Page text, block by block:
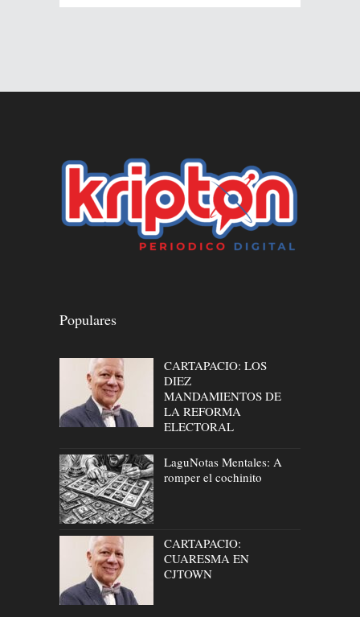
Populares
CARTAPACIO: LOS
DIEZ
MANDAMIENTOS DE
LA REFORMA
ELECTORAL
LaguNotas Mentales: A
romper el cochinito
CARTAPACIO:
CUARESMA EN
CJTOWN